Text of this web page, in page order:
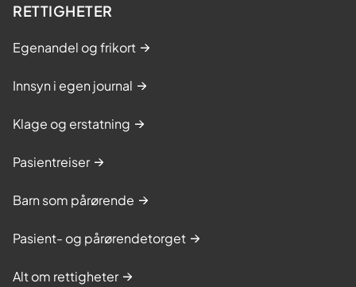
RETTIGHETER
Egenandel og frikort
Innsyn i egen journal
Klage og erstatning
Pasientreiser
Barn som pårørende
Pasient- og pårørendetorget
Alt om rettigheter